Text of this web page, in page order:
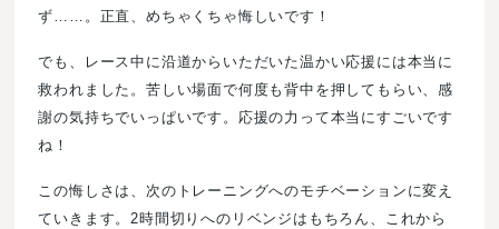
ず……。正直、めちゃくちゃ悔しいです！
でも、レース中に沿道からいただいた温かい応援には本当に
救われました。苦しい場面で何度も背中を押してもらい、感
謝の気持ちでいっぱいです。応援の力って本当にすごいです
ね！
この悔しさは、次のトレーニングへのモチベーションに変え
ていきます。2時間切りへのリベンジはもちろん、これから